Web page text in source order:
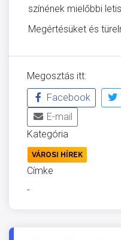
színének mielőbbi
Megértésüket és
Megosztás itt:
Facebook
E-mail
Kategória
VÁROSI HÍREK
Címke
-